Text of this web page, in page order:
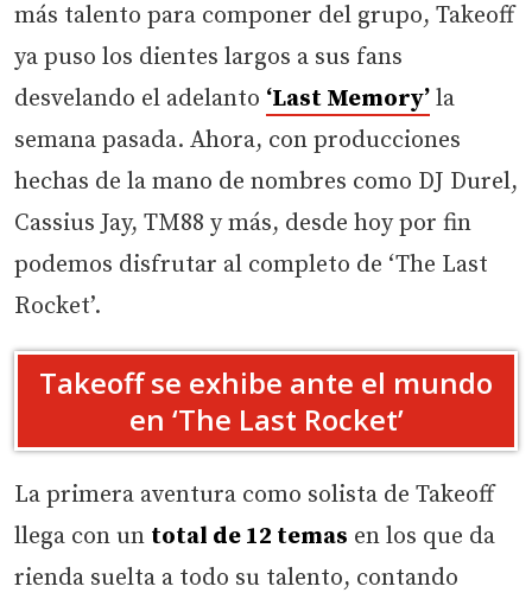
más talento para componer del grupo, Takeoff
ya puso los dientes largos a sus fans
desvelando el adelanto ‘Last Memory’ la
semana pasada. Ahora, con producciones
hechas de la mano de nombres como DJ Durel,
Cassius Jay, TM88 y más, desde hoy por fin
podemos disfrutar al completo de ‘The Last
Rocket’.
Takeoff se exhibe ante el mundo
en ‘The Last Rocket’
La primera aventura como solista de Takeoff
llega con un total de 12 temas en los que da
rienda suelta a todo su talento, contando